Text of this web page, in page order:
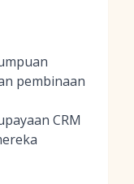
pembinaan
CRM